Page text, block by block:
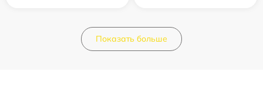
Показать больше